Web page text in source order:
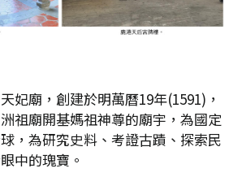
妃廟，創建於明萬曆19年(1591)，
祖廟開基媽祖神尊的廟宇，為國定
，為研究史料、考證古蹟、探索民
中的瑰寶。